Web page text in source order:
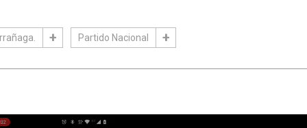
Partido Nacional